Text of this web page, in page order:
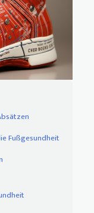
Fußgesundheit